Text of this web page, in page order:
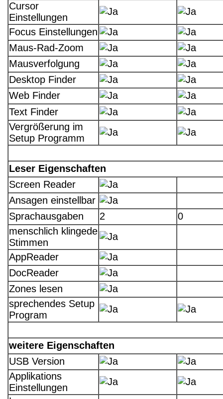
Cursor
Einstellungen
Focus Einstellungen
Maus-Rad-Zoom
Mausverfolgung
Desktop Finder
Web Finder
Text Finder
Vergrößerung im
Setup Programm
Leser Eigenschaften
Screen Reader
Ansagen einstellbar
Sprachausgaben
2
0
menschlich klingede
Stimmen
AppReader
DocReader
Zones lesen
sprechendes Setup
Program
weitere Eigenschaften
USB Version
Applikations
Einstellungen